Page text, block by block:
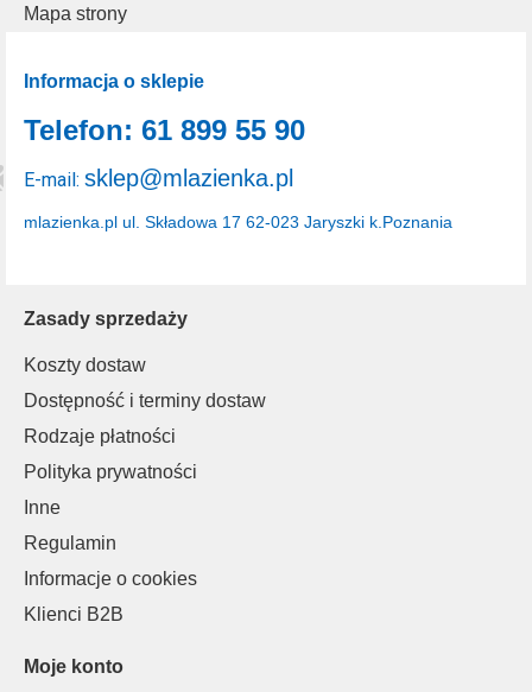
Mapa strony
Zasady sprzedaży
Koszty dostaw
Dostępność i terminy dostaw
Rodzaje płatności
Polityka prywatności
Inne
Regulamin
Informacje o cookies
Klienci B2B
Moje konto
Informacja o sklepie
mlazienka.pl ul. Składowa 17 62-023 Jaryszki k.Poznania
Telefon: 61 899 55 90
E-mail: sklep@mlazienka.pl